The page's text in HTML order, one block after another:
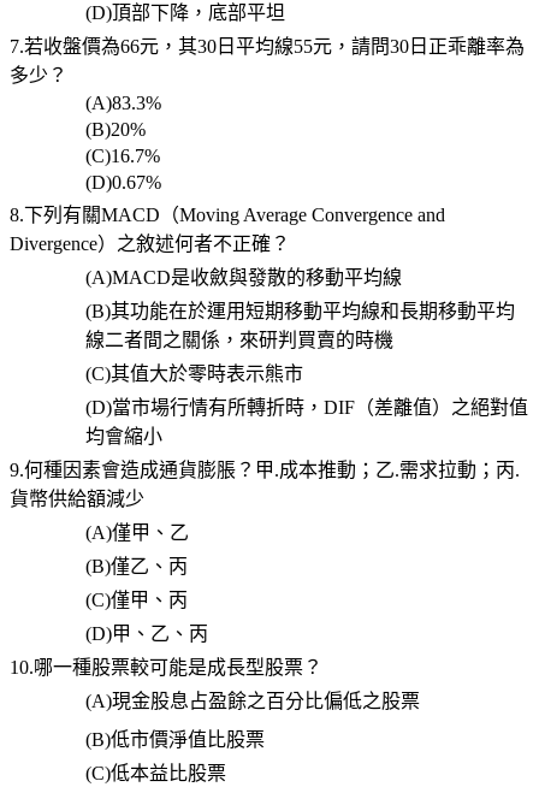
(D)頂部下降，底部平坦
7.若收盤價為66元，其30日平均線55元，請問30日正乖離率為
多少？
(A)83.3%
(B)20%
(C)16.7%
(D)0.67%
8.下列有關MACD（Moving Average Convergence and
Divergence）之敘述何者不正確？
(A)MACD是收斂與發散的移動平均線
(B)其功能在於運用短期移動平均線和長期移動平均
線二者間之關係，來研判買賣的時機
(C)其值大於零時表示熊市
(D)當市場行情有所轉折時，DIF （差離值）之絕對值
均會縮小
9.何種因素會造成通貨膨脹？甲.成本推動；乙.需求拉動；丙.
貨幣供給額減少
(A)僅甲、乙
(B)僅乙、丙
(C)僅甲、丙
(D)甲、乙、丙
10.哪一種股票較可能是成長型股票？
(A)現金股息占盈餘之百分比偏低之股票
(B)低市價淨值比股票
(C)低本益比股票